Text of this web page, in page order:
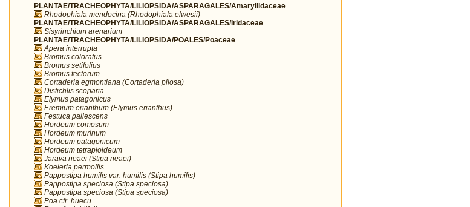
PLANTAE/TRACHEOPHYTA/LILIOPSIDA/ASPARAGALES/Amaryllidaceae
Rhodophiala mendocina (Rhodophiala elwesii)
PLANTAE/TRACHEOPHYTA/LILIOPSIDA/ASPARAGALES/Iridaceae
Sisyrinchium arenarium
PLANTAE/TRACHEOPHYTA/LILIOPSIDA/POALES/Poaceae
Apera interrupta
Bromus coloratus
Bromus setifolius
Bromus tectorum
Cortaderia egmontiana (Cortaderia pilosa)
Distichlis scoparia
Elymus patagonicus
Eremium erianthum (Elymus erianthus)
Festuca pallescens
Hordeum comosum
Hordeum murinum
Hordeum patagonicum
Hordeum tetraploideum
Jarava neaei (Stipa neaei)
Koeleria permollis
Pappostipa humilis var. humilis (Stipa humilis)
Pappostipa speciosa (Stipa speciosa)
Pappostipa speciosa (Stipa speciosa)
Poa cfr. huecu